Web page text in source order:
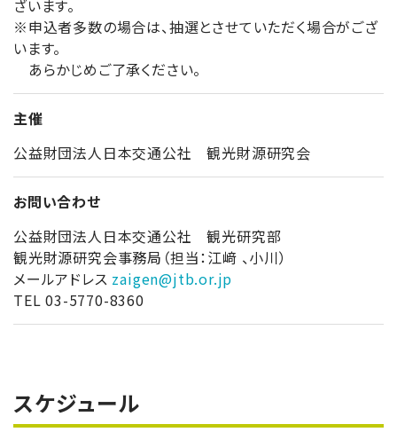
ざいます。
※申込者多数の場合は、抽選とさせていただく場合がござ
います。
あらかじめご了承ください。
主催
公益財団法人日本交通公社 観光財源研究会
お問い合わせ
公益財団法人日本交通公社 観光研究部
観光財源研究会事務局（担当：江﨑 、小川）
メールアドレス zaigen@jtb.or.jp
TEL 03-5770-8360
スケジュール